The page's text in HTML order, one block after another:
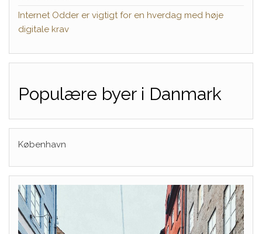
Internet Odder er vigtigt for en hverdag med høje
digitale krav
Populære byer i Danmark
København